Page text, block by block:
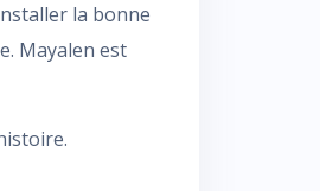
la bonne
Mayalen est